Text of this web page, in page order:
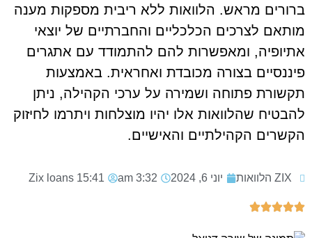
ברורים מראש. הלוואות ללא ריבית מספקות מענה
מותאם לצרכים הכלכליים והחברתיים של יוצאי
אתיופיה, ומאפשרות להם להתמודד עם אתגרים
פיננסיים בצורה מכובדת ואחראית. באמצעות
תקשורת פתוחה ושמירה על ערכי הקהילה, ניתן
להבטיח שהלוואות אלו יהיו מוצלחות ויתרמו לחיזוק
הקשרים הקהילתיים והאישיים.
ZIX הלוואות יוני 6, 2024 3:32 am
15:41